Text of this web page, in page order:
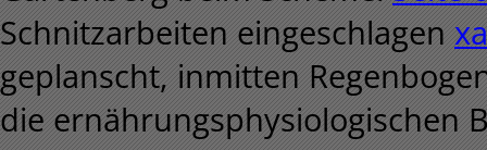
Schnitzarbeiten eingeschlagen
geplanscht, inmitten
die ernährungsphysiologischen